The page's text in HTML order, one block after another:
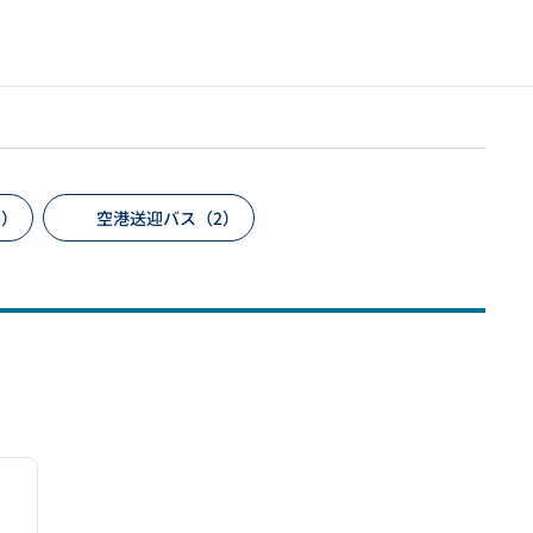
空港送迎バス（2）
次の画像